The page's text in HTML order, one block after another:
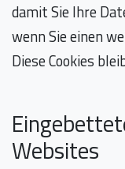
damit Sie Ihre
wenn Sie einen
Diese Cookies
Websites